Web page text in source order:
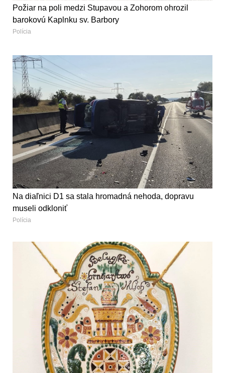
Požiar na poli medzi Stupavou a Zohorom ohrozil
barokovú Kaplnku sv. Barbory
Polícia
Na diaľnici D1 sa stala hromadná nehoda, dopravu
museli odkloniť
Polícia